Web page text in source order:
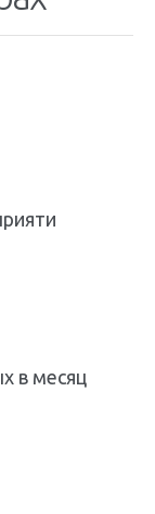
в месяц